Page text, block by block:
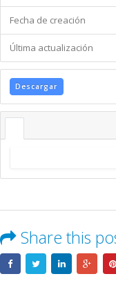
Fecha de creación
Última actualización
Descargar
Share this